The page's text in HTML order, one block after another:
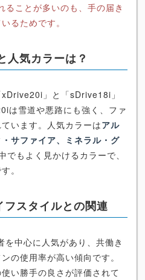
ることが多いのも、手の届き
るためです。
人気カラーは？
」と「sDrive18i」
は雪道や悪路にも強く、ファ
います。人気カラーはアル
サファイア、ミネラル・グ
でもよく見かけるカラーで、
。
スタイルとの関連
中心に人気があり、共働き
の使用率が高い傾向です。
い勝手の良さが評価されて